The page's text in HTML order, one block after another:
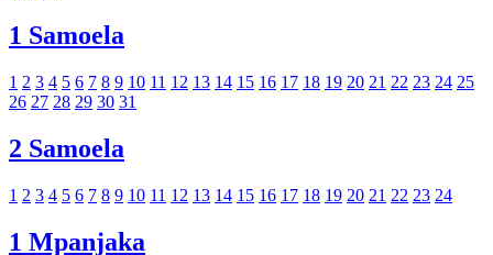
1 Samoela
1 2 3 4 5 6 7 8 9 10 11 12 13 14 15 16 17 18 19 20 21 22 23 24 25
26 27 28 29 30 31
2 Samoela
1 2 3 4 5 6 7 8 9 10 11 12 13 14 15 16 17 18 19 20 21 22 23 24
1 Mpanjaka